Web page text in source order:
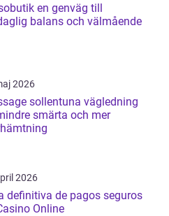
en genväg till
balans och välmående
2026
sollentuna vägledning
smärta och mer
2026
definitiva de pagos seguros
Online